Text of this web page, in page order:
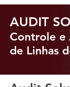
AUDIT
Controle e
de Linhas